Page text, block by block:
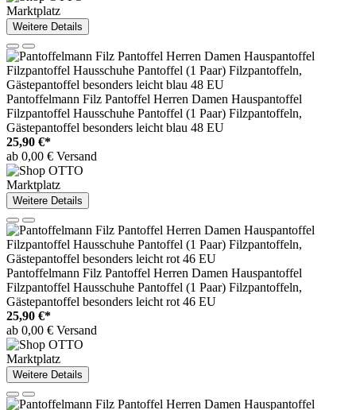
Marktplatz
Weitere Details
Pantoffelmann Filz Pantoffel Herren Damen Hauspantoffel
Filzpantoffel Hausschuhe Pantoffel (1 Paar) Filzpantoffeln,
Gästepantoffel besonders leicht blau 48 EU
25,90 €*
ab 0,00 € Versand
Marktplatz
Weitere Details
Pantoffelmann Filz Pantoffel Herren Damen Hauspantoffel
Filzpantoffel Hausschuhe Pantoffel (1 Paar) Filzpantoffeln,
Gästepantoffel besonders leicht rot 46 EU
25,90 €*
ab 0,00 € Versand
Marktplatz
Weitere Details